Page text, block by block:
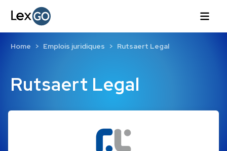
Rutsaert Legal
Home Emplois juridiques Rutsaert Legal